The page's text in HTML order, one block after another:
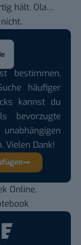
hält. Ola…
bestimmen,
häufiger
kannst du
bevorzugte
Vielen Dank!
Online,